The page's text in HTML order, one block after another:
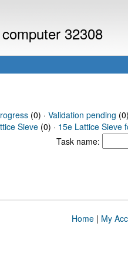
32308
(0) · Validation pending
Sieve (0) · 15e Lattice Sieve
Task name:
Home| My